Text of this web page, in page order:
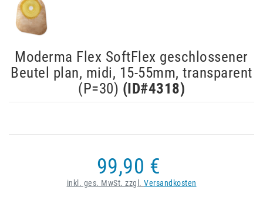
Moderma Flex SoftFlex geschlossener
Beutel plan, midi, 15-55mm, transparent
(P=30) (ID#4318)
99,90 €
inkl. ges. MwSt. zzgl. Versandkosten